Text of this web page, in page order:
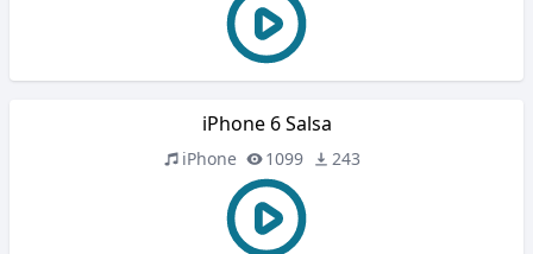
iPhone 6 Salsa
iPhone 1099 243